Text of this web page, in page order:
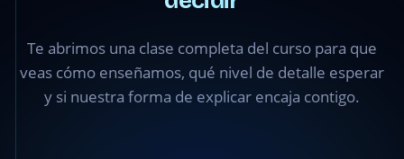
Te abrimos una clase completa del curso para que
veas cómo enseñamos, qué nivel de detalle esperar
y si nuestra forma de explicar encaja contigo.
Configuraciones
iniciales e
identidad del